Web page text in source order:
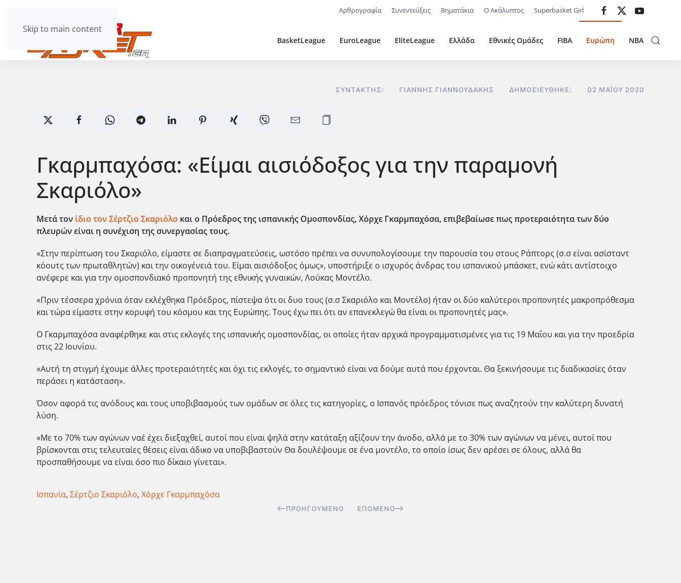
Skip to main content
Αρθρογραφία Συνεντεύξεις Βηματάκια Ο Ακάλυπτος Superbasket Girl
BasketLeague EuroLeague EliteLeague Ελλάδα Εθνικές Ομάδες FIBA Ευρώπη NBA
ΣΥΝΤΆΚΤΗΣ: ΓΙΆΝΝΗΣ ΓΙΑΝΝΟΥΔΆΚΗΣ ΔΗΜΟΣΙΕΎΘΗΚΕ: 02 ΜΑΪ́ΟΥ 2020
Γκαρμπαχόσα: «Είμαι αισιόδοξος για την παραμονή
Σκαριόλο»
Μετά τον ίδιο τον Σέρτζιο Σκαριόλο και ο Πρόεδρος της ισπανικής Ομοσπονδίας, Χόρχε Γκαρμπαχόσα, επιβεβαίωσε πως προτεραιότητα των δύο
πλευρών είναι η συνέχιση της συνεργασίας τους.
«Στην περίπτωση του Σκαριόλο, είμαστε σε διαπραγματεύσεις, ωστόσο πρέπει να συνυπολογίσουμε την παρουσία του στους Ράπτορς (σ.σ είναι ασίσταντ
κόουτς των πρωταθλητών) και την οικογένειά του. Είμαι αισιόδοξος όμως», υποστήριξε ο ισχυρός άνδρας του ισπανικού μπάσκετ, ενώ κάτι αντίστοιχο
ανέφερε και για την ομοσπονδιακό προπονητή της εθνικής γυναικών, Λούκας Μοντέλο.
«Πριν τέσσερα χρόνια όταν εκλέχθηκα Πρόεδρος, πίστεψα ότι οι δυο τους (σ.σ Σκαριόλο και Μοντέλο) ήταν οι δύο καλύτεροι προπονητές μακροπρόθεσμα
και τώρα είμαστε στην κορυφή του κόσμου και της Ευρώπης. Τους έχω πει ότι αν επανεκλεγώ θα είναι οι προπονητές μας».
Ο Γκαρμπαχόσα αναφέρθηκε και στις εκλογές της ισπανικής ομοσπονδίας, οι οποίες ήταν αρχικά προγραμματισμένες για τις 19 Μαΐου και για την προεδρία
στις 22 Ιουνίου.
«Αυτή τη στιγμή έχουμε άλλες προτεραιότητές και όχι τις εκλογές, το σημαντικό είναι να δούμε αυτά που έρχονται. Θα ξεκινήσουμε τις διαδικασίες όταν
περάσει η κατάσταση».
Όσον αφορά τις ανόδους και τους υποβιβασμούς των ομάδων σε όλες τις κατηγορίες, ο Ισπανός πρόεδρος τόνισε πως αναζητούν την καλύτερη δυνατή
λύση.
«Με το 70% των αγώνων ναέ έχει διεξαχθεί, αυτοί που είναι ψηλά στην κατάταξη αξίζουν την άνοδο, αλλά με το 30% των αγώνων να μένει, αυτοί που
βρίσκονται στις τελευταίες θέσεις είναι άδικο να υποβιβαστούν Θα δουλέψουμε σε ένα μοντέλο, το οποίο ίσως δεν αρέσει σε όλους, αλλά θα
προσπαθήσουμε να είναι όσο πιο δίκαιο γίνεται».
Ισπανία, Σέρτζιο Σκαριόλο, Χόρχε Γκαρμπαχόσα
ΠΡΟΗΓΟΎΜΕΝΟ ΕΠΌΜΕΝΟ